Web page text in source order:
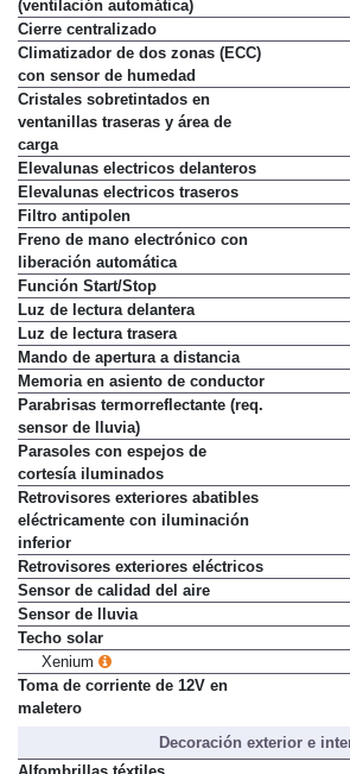
(ventilación automática)
Cierre centralizado
Climatizador de dos zonas (ECC)
con sensor de humedad
Cristales sobretintados en
ventanillas traseras y área de
carga
Elevalunas electricos delanteros
Elevalunas electricos traseros
Filtro antipolen
Freno de mano electrónico con
liberación automática
Función Start/Stop
Luz de lectura delantera
Luz de lectura trasera
Mando de apertura a distancia
Memoria en asiento de conductor
Parabrisas termorreflectante (req.
sensor de lluvia)
Parasoles con espejos de
cortesía iluminados
Retrovisores exteriores abatibles
eléctricamente con iluminación
inferior
Retrovisores exteriores eléctricos
Sensor de calidad del aire
Sensor de lluvia
Techo solar
Xenium
Toma de corriente de 12V en
maletero
Decoración exterior e